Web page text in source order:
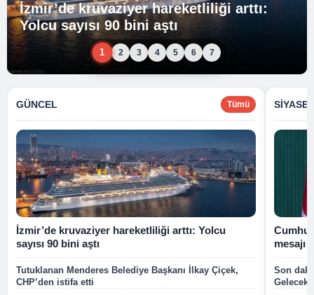
İzmir’de kruvaziyer hareketliliği arttı:
Yolcu sayısı 90 bini aştı
1 2 3 4 5 6 7
GÜNCEL Tümü
İzmir’de kruvaziyer hareketliliği arttı: Yolcu
sayısı 90 bini aştı
Tutuklanan Menderes Belediye Başkanı İlkay Çiçek,
CHP’den istifa etti
mesajı
Son
Gelecek